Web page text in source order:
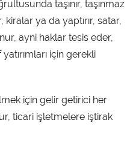
taşınır, taşınmaz
ya da yaptırır, satar,
ayni haklar tesis eder,
için gerekli
için gelir getirici her
ticari işletmelere iştirak